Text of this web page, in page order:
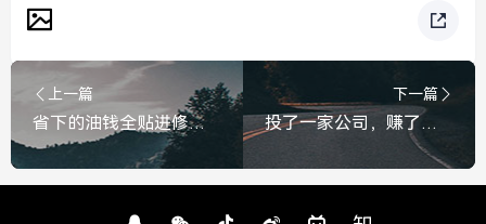
上一篇
省下的油钱全贴进修车费了，别让精打细算变成自讨苦吃
下一篇
投了一家公司，赚了一个合肥，我在风投之城的狂奔与共振，投一家公司，赚一个合肥，我在风投之城的狂奔与共振